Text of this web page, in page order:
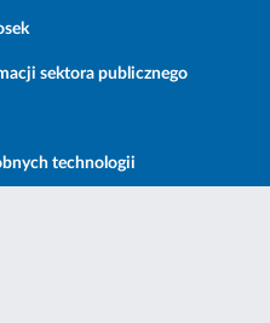
sektora publicznego
technologii